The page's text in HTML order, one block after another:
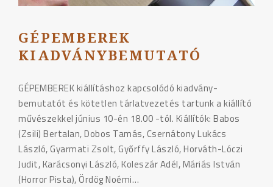
GÉPEMBEREK
KIADVÁNYBEMUTATÓ
GÉPEMBEREK kiállításhoz kapcsolódó kiadvány-
bemutatót és kötetlen tárlatvezetés tartunk a kiállító
művészekkel június 10-én 18.00 -tól. Kiállítók: Babos
(Zsili) Bertalan, Dobos Tamás, Csernátony Lukács
László, Gyarmati Zsolt, Győrffy László, Horváth-Lóczi
Judit, Karácsonyi László, Koleszár Adél, Máriás István
(Horror Pista), Ördög Noémi…